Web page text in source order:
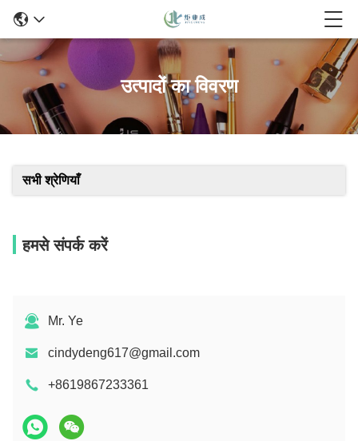
उत्पादों का विवरण
सभी श्रेणियाँ
हमसे संपर्क करें
Mr. Ye
cindydeng617@gmail.com
+8619867233361